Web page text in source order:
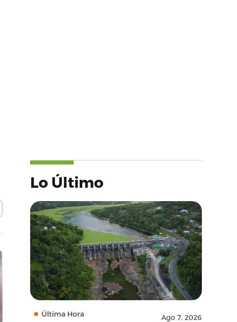
Lo Último
Última Hora Ago 7, 2026